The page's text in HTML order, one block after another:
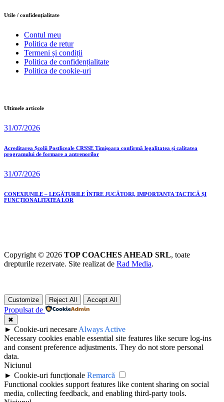
Utile / confidențialitate
Contul meu
Politica de retur
Termeni și condiții
Politica de confidențialitate
Politica de cookie-uri
Ultimele articole
31/07/2026
Acreditarea Școlii Postliceale CRSSE Timișoara confirmă legalitatea și calitatea
programului de formare a antrenorilor
31/07/2026
CONEXIUNILE – LEGĂTURILE ÎNTRE JUCĂTORI, IMPORTANȚA TACTICĂ ȘI
FUNCȚIONALITATEA LOR
Copyright © 2026 TOP COACHES AHEAD SRL, toate
drepturile rezervate. Site realizat de Rad Media.
Customize Reject All Accept All
Propulsat de
✖
► Cookie-uri necesare Always Active
Necessary cookies enable essential site features like secure log-ins
and consent preference adjustments. They do not store personal
data.
Niciunul
► Cookie-uri funcționale Remarcă
Functional cookies support features like content sharing on social
media, collecting feedback, and enabling third-party tools.